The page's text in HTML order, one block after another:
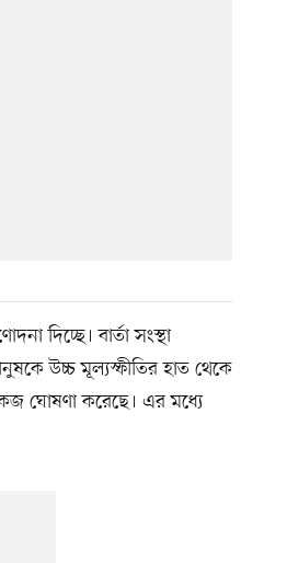
দিচ্ছে। বার্তা সংস্থা
উচ্চ মূল্যস্ফীতির হাত থেকে
ঘোষণা করেছে। এর মধ্যে